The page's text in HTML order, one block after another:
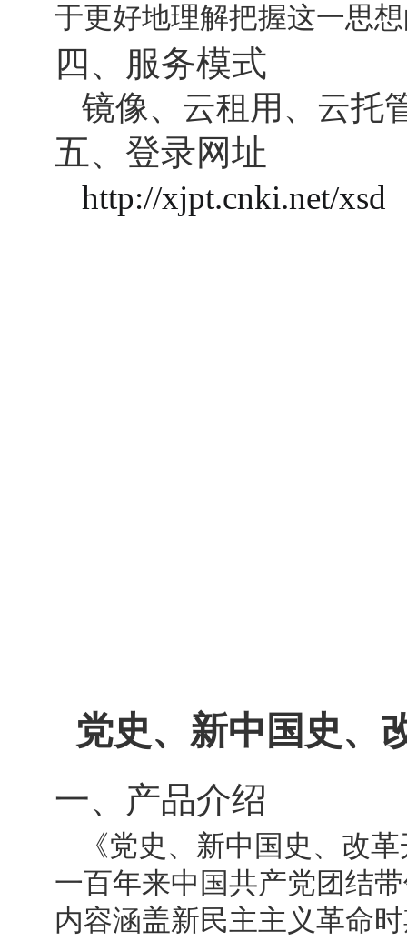
于更好地理解把握这一思
四、服务模式
镜像、云租用、云托
五、登录网址
http://xjpt.cnki.net/xsd
党史、新中国史、
一、产品介绍
《党史、新中国史、改
一百年来中国共产党团结
内容涵盖新民主主义革命